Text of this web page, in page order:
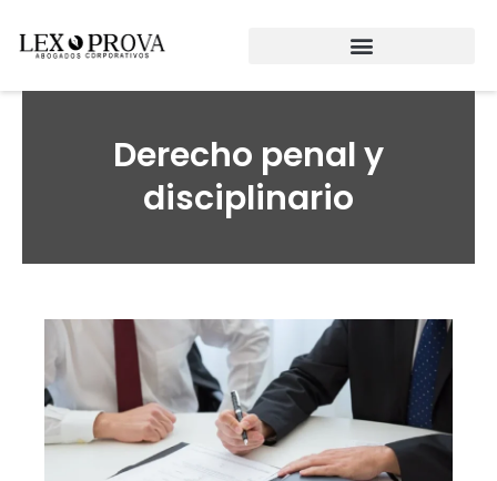
contenido
Derecho penal y
disciplinario